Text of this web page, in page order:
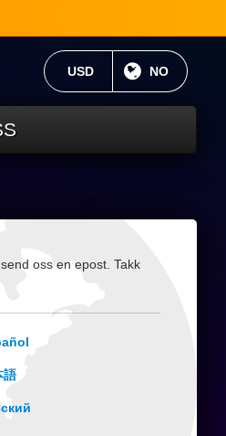
NO
GJELDENDE VALUTA:
USD
oss ​​en epost. Takk
語